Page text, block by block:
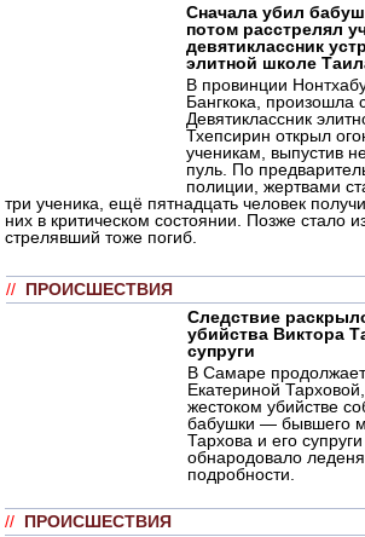
Сначала убил
потом расстрелял
девятиклассник
элитной школе
В провинции
Бангкока, произошла
Девятиклассник
Тхепсирин открыл
ученикам, выпустив
пуль. По
полиции, жертвами
три ученика, ещё пятнадцать человек
них в критическом состоянии. Позже стало
стрелявший тоже погиб.
// ПРОИСШЕСТВИЯ
Следствие
убийства Виктора
супруги
В Самаре
Екатериной
жестоком убийстве
бабушки — бывшего
Тархова и его
обнародовало
подробности.
// ПРОИСШЕСТВИЯ